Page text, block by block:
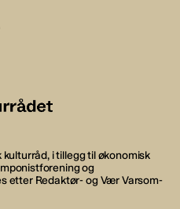
i tillegg til økonomisk
og
etter Redaktør- og Vær Varsom-